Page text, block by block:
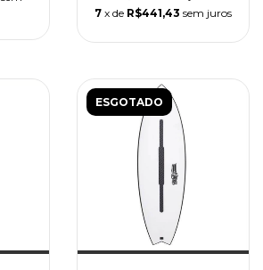
7 x de R$441,43 sem juros
ESGOTADO